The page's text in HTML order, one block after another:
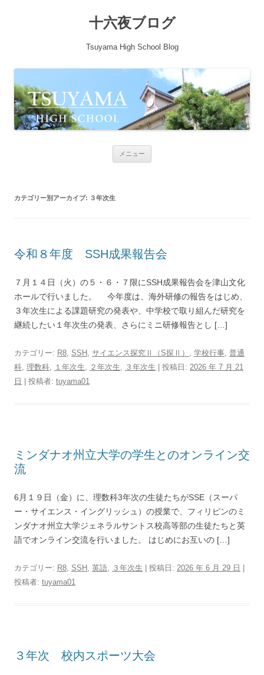
十六夜ブログ
Tsuyama High School Blog
メニュー
カテゴリー別アーカイブ: ３年次生
令和８年度 SSH成果報告会
７月１４日（火）の５・６・７限にSSH成果報告会を津山文化
ホールで行いました。 今年度は、海外研修の報告をはじめ、
３年次生による課題研究の発表や、中学校で取り組んだ研究を
継続したい１年次生の発表、さらにミニ研修報告とし […]
カテゴリー: R8, SSH , サイエンス探究Ⅱ（S探Ⅱ） , 学校行事, 普通
科, 理数科, １年次生, ２年次生, ３年次生 | 投稿日: 2026 年 7 月 21
日
投稿者: tuyama01
ミンダナオ州立大学の学生とのオンライン交
流
6月１９日（金）に、理数科3年次の生徒たちがSSE（スーパ
ー・サイエンス・イングリッシュ）の授業で、フィリピンのミ
ンダナオ州立大学ジェネラルサントス校高等部の生徒たちと英
語でオンライン交流を行いました。 はじめにお互いの […]
カテゴリー: R8, SSH , 英語, ３年次生 | 投稿日: 2026 年 6 月 29 日
投稿者: tuyama01
３年次 校内スポーツ大会